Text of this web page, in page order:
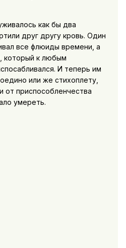
как бы два
друг другу кровь. Один
все флюиды времени, а
который к любым
И теперь им
или же стихоплету,
от приспособленчества
умереть.